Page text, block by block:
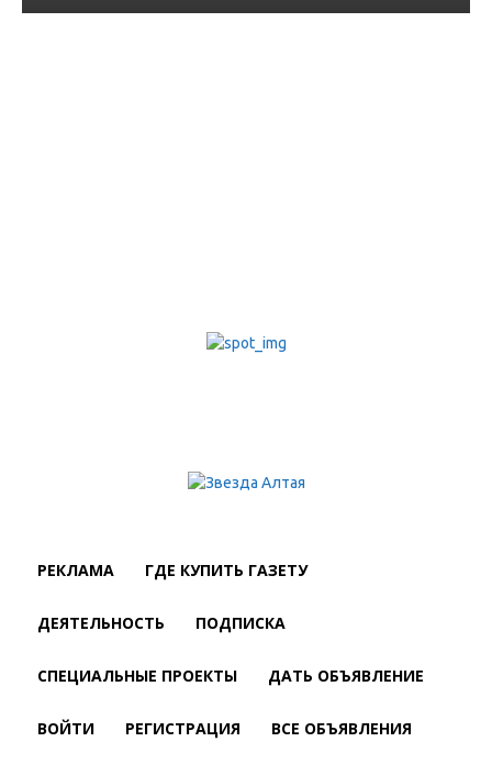
РЕКЛАМА ГДЕ КУПИТЬ ГАЗЕТУ
ДЕЯТЕЛЬНОСТЬ ПОДПИСКА
СПЕЦИАЛЬНЫЕ ПРОЕКТЫ ДАТЬ ОБЪЯВЛЕНИЕ
ВОЙТИ РЕГИСТРАЦИЯ ВСЕ ОБЪЯВЛЕНИЯ